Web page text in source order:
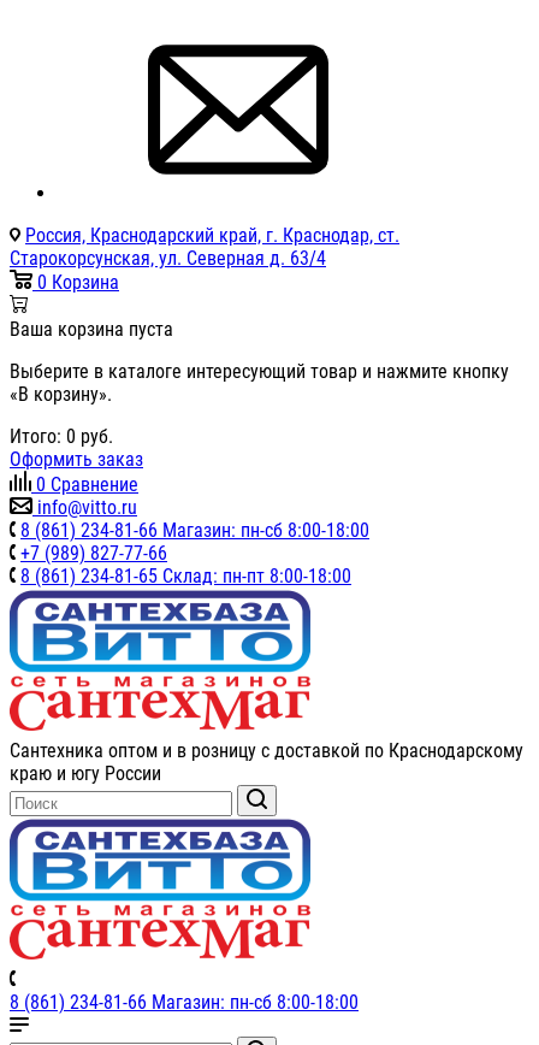
Россия, Краснодарский край, г. Краснодар, ст.
Старокорсунская, ул. Северная д. 63/4
0 Корзина
Ваша корзина пуста
Выберите в каталоге интересующий товар и нажмите кнопку
«В корзину».
Итого: 0 руб.
Оформить заказ
0 Сравнение
info@vitto.ru
8 (861) 234-81-66 Магазин: пн-сб 8:00-18:00
+7 (989) 827-77-66
8 (861) 234-81-65 Склад: пн-пт 8:00-18:00
Сантехника оптом и в розницу с доставкой по Краснодарскому
краю и югу России
8 (861) 234-81-66 Магазин: пн-сб 8:00-18:00